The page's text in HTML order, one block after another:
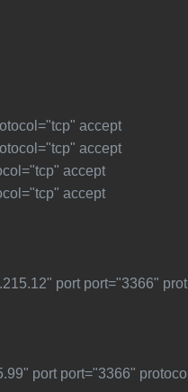
accept
accept
accept
accept
port port="3366" prot
port port="3366" protocol